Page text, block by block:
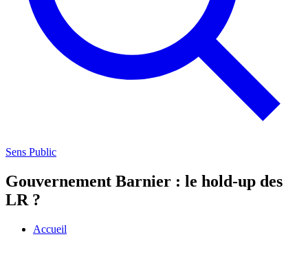
Sens Public
Gouvernement Barnier : le hold-up des
LR ?
Accueil